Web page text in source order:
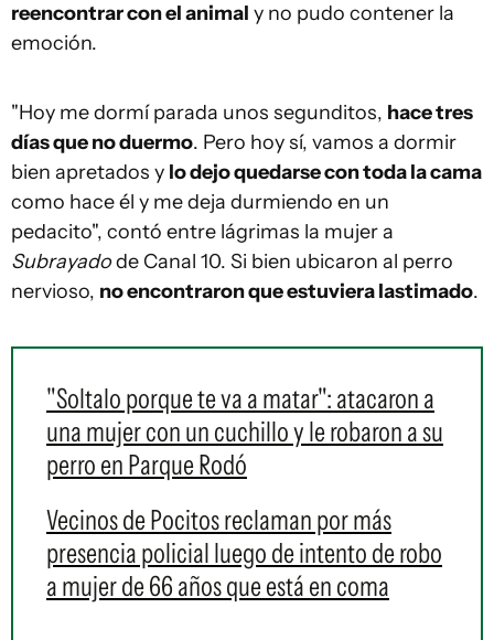
reencontrar con el animal y no pudo contener la
emoción.
"Hoy me dormí parada unos segunditos, hace tres
días que no duermo. Pero hoy sí, vamos a dormir
bien apretados y lo dejo quedarse con toda la cama
como hace él y me deja durmiendo en un
pedacito", contó entre lágrimas la mujer a
Subrayadode Canal 10. Si bien ubicaron al perro
nervioso, no encontraron que estuviera lastimado.
"Soltalo porque te va a matar": atacaron a
una mujer con un cuchillo y le robaron a su
perro en Parque Rodó
Vecinos de Pocitos reclaman por más
presencia policial luego de intento de robo
a mujer de 66 años que está en coma